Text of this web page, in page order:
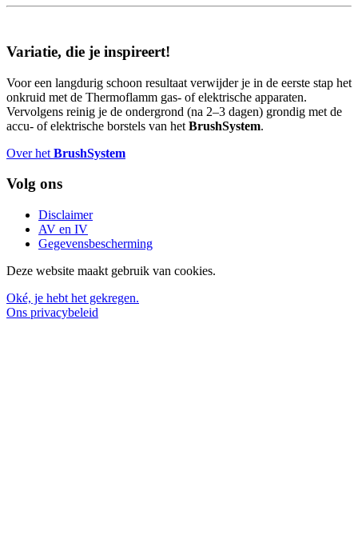
Variatie, die je inspireert!
Voor een langdurig schoon resultaat verwijder je in de eerste stap het
onkruid met de Thermoflamm gas- of elektrische apparaten.
Vervolgens reinig je de ondergrond (na 2–3 dagen) grondig met de
accu- of elektrische borstels van het BrushSystem.
Over het BrushSystem
Volg ons
Disclaimer
AV en IV
Gegevensbescherming
Deze website maakt gebruik van cookies.
Oké, je hebt het gekregen.
Ons privacybeleid